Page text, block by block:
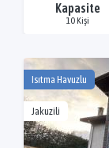
Kapasite
10 Kişi
Isıtma Havuzlu
Jakuzili